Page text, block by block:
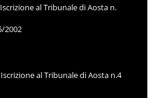
al Tribunale di Aosta n.
2002
al Tribunale di Aosta n.4